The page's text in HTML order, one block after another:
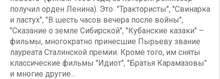
получил орден Ленина). Это "Трактористы", "Свинарка
и пастух", "В шесть часов вечера после войны",
"Сказание о земле Сибирской", "Кубанские казаки" –
фильмы, многократно принесшие Пырьеву звание
лауреата Сталинской премии. Кроме того, им сняты
классические фильмы "Идиот", "Братья Карамазовы"
и многие другие...